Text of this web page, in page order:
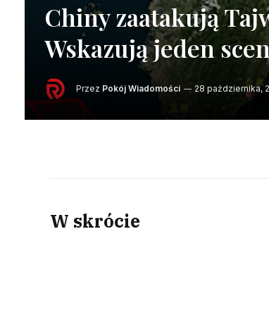
Chiny zaatakują
Wskazują jeden
Przez Pokój Wiadomości 28 października,
W skrócie